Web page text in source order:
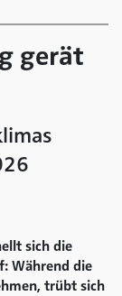
gerät
sich die
Während die
trübt sich